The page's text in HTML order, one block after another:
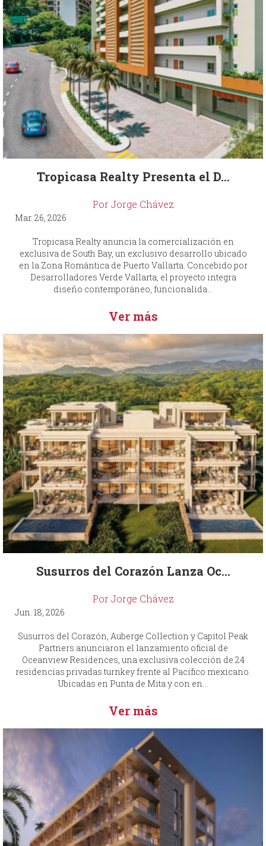
Tropicasa Realty Presenta el D...
Por Jorge Chávez
Mar. 26, 2026
Tropicasa Realty anuncia la comercialización en
exclusiva de South Bay, un exclusivo desarrollo ubicado
en la Zona Romántica de Puerto Vallarta. Concebido por
Desarrolladores Verde Vallarta, el proyecto integra
diseño contemporáneo, funcionalida...
Ver más
Susurros del Corazón Lanza Oc...
Por Jorge Chávez
Jun. 18, 2026
Susurros del Corazón, Auberge Collection y Capitol Peak
Partners anunciaron el lanzamiento oficial de
Oceanview Residences, una exclusiva colección de 24
residencias privadas turnkey frente al Pacífico mexicano.
Ubicadas en Punta de Mita y con en...
Ver más